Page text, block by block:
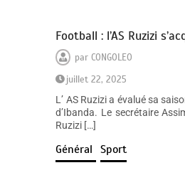
Football : l’AS Ruzizi
parCONGOLEO
juillet 22, 2025
L’ AS Ruzizi a évalué sa
d’Ibanda. Le secrétaire
Ruzizi […]
Général Sport